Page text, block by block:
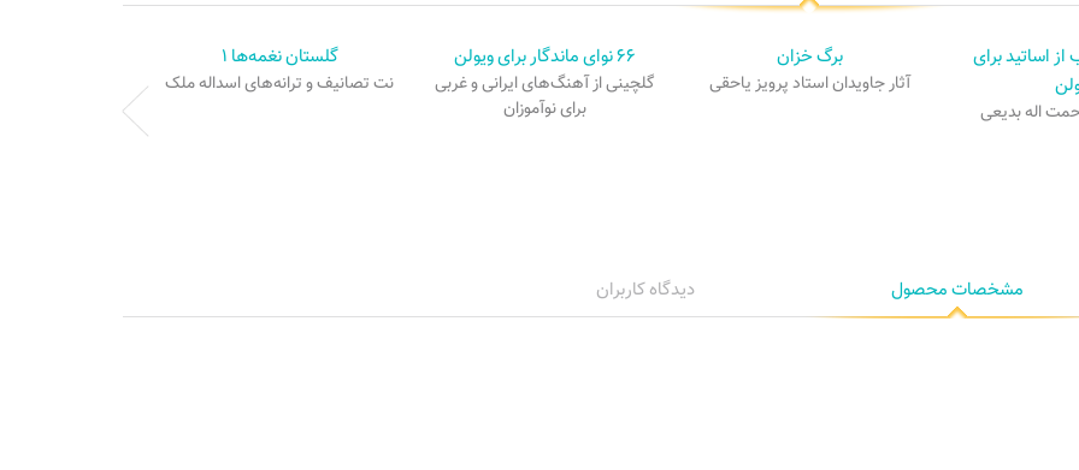
از اساتید برای
اله بدیعی
برگ خزان
آثار جاویدان استاد پرویز یاحقی
۶۶ نوای ماندگار برای ویولن
گلچینی از آهنگ‌های ایرانی و غربی
برای نوآموزان
گلستان نغمه‌ها ۱
نت تصانیف و ترانه‌های اسداله ملک
مشخصات محصول دیدگاه کاربران